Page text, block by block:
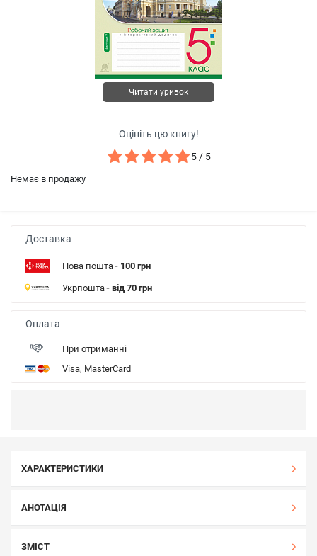
Читати уривок
Оцініть цю книгу!
5 / 5
Немає в продажу
Доставка
Нова пошта- 100 грн
Укрпошта- від 70 грн
Оплата
При отриманні
Visa, MasterCard
ХАРАКТЕРИСТИКИ
АНОТАЦІЯ
ЗМІСТ